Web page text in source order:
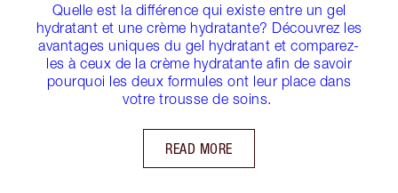
Quelle est la différence qui existe entre un gel
hydratant et une crème hydratante? Découvrez les
avantages uniques du gel hydratant et comparez-
les à ceux de la crème hydratante afin de savoir
pourquoi les deux formules ont leur place dans
votre trousse de soins.
READ MORE